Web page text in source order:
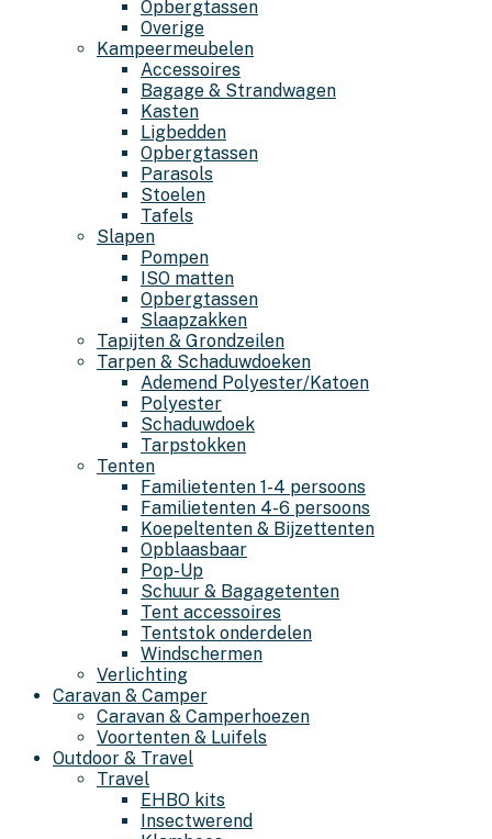
Opbergtassen
Overige
Kampeermeubelen
Accessoires
Bagage & Strandwagen
Kasten
Ligbedden
Opbergtassen
Parasols
Stoelen
Tafels
Slapen
Pompen
ISO matten
Opbergtassen
Slaapzakken
Tapijten & Grondzeilen
Tarpen & Schaduwdoeken
Ademend Polyester/Katoen
Polyester
Schaduwdoek
Tarpstokken
Tenten
Familietenten 1-4 persoons
Familietenten 4-6 persoons
Koepeltenten & Bijzettenten
Opblaasbaar
Pop-Up
Schuur & Bagagetenten
Tent accessoires
Tentstok onderdelen
Windschermen
Verlichting
Caravan & Camper
Caravan & Camperhoezen
Voortenten & Luifels
Outdoor & Travel
Travel
EHBO kits
Insectwerend